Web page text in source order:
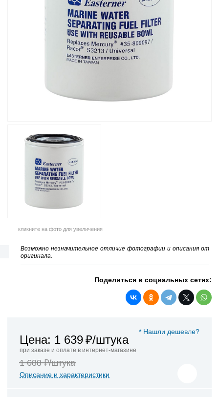
кликните на фото для увеличения
Возможно незначительное отличие фотографии и описания от
оригинала.
Поделиться в социальных сетях:
* Нашли дешевле?
Цена: 1 639₽/штука
при заказе и оплате в интернет-магазине
1 688 ₽/штука
Описание и характеристики